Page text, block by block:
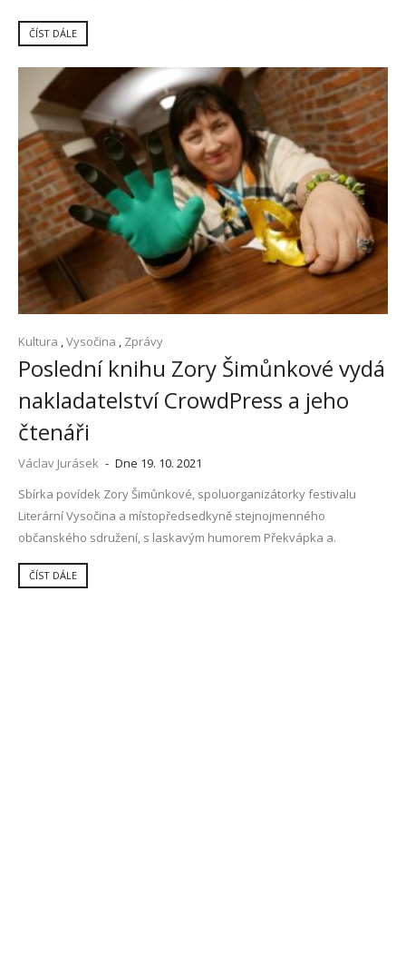
ČÍST DÁLE
Kultura Vysočina Zprávy
Poslední knihu Zory Šimůnkové vydá
nakladatelství CrowdPress a jeho
čtenáři
Václav Jurásek - Dne 19. 10. 2021
Sbírka povídek Zory Šimůnkové, spoluorganizátorky festivalu
Literární Vysočina a místopředsedkyně stejnojmenného
občanského sdružení, s laskavým humorem Překvápka a.
ČÍST DÁLE